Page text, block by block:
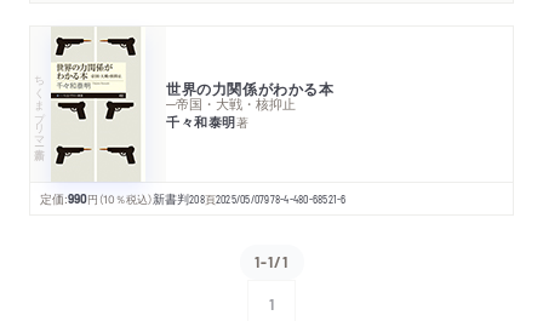
ちくまプリマー新書 世界の力関係がわかる本
─帝国・大戦・核抑止
千々和泰明著
定価:990円 （10％税込）新書判208頁2025/05/07978-4-480-68521-6
1-1/1
1